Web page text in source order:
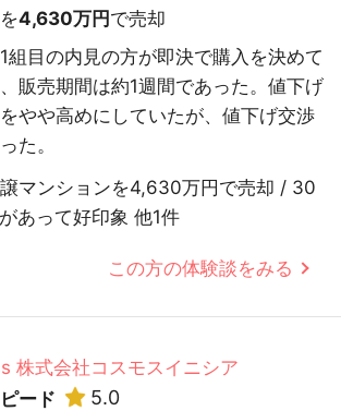
を4,630万円 で売却
組目の内見の方が即決で購入を決めて
販売期間は約1週間であった。値下げ
やや高めにしていたが、値下げ交渉
た。
マンションを4,630万円で売却 / 30
あって好印象 他1件
この方の体験談をみる
株式会社コスモスイニシア
ード
5.0